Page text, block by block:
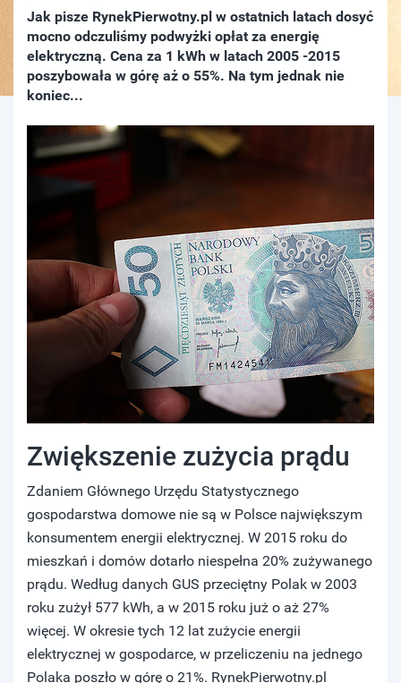
Jak pisze RynekPierwotny.pl w ostatnich latach dosyć
mocno odczuliśmy podwyżki opłat za energię
elektryczną. Cena za 1 kWh w latach 2005 -2015
poszybowała w górę aż o 55%. Na tym jednak nie
koniec...
Zwiększenie zużycia prądu
Zdaniem Głównego Urzędu Statystycznego
gospodarstwa domowe nie są w Polsce największym
konsumentem energii elektrycznej. W 2015 roku do
mieszkań i domów dotarło niespełna 20% zużywanego
prądu. Według danych GUS przeciętny Polak w 2003
roku zużył 577 kWh, a w 2015 roku już o aż 27%
więcej. W okresie tych 12 lat zużycie energii
elektrycznej w gospodarce, w przeliczeniu na jednego
Polaka poszło w górę o 21%. RynekPierwotny.pl